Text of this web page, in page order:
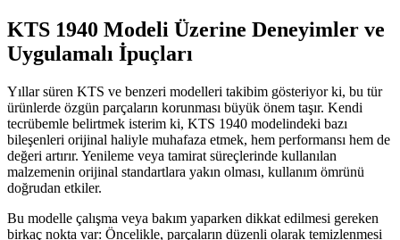
KTS 1940 Modeli Üzerine Deneyimler ve
Uygulamalı İpuçları
Yıllar süren KTS ve benzeri modelleri takibim gösteriyor ki, bu tür
ürünlerde özgün parçaların korunması büyük önem taşır. Kendi
tecrübemle belirtmek isterim ki, KTS 1940 modelindeki bazı
bileşenleri orijinal haliyle muhafaza etmek, hem performansı hem de
değeri artırır. Yenileme veya tamirat süreçlerinde kullanılan
malzemenin orijinal standartlara yakın olması, kullanım ömrünü
doğrudan etkiler.
Bu modelle çalışma veya bakım yaparken dikkat edilmesi gereken
birkaç nokta var: Öncelikle, parçaların düzenli olarak temizlenmesi